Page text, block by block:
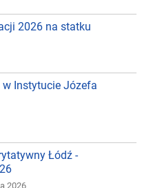
2026 na statku
Instytucie Józefa
Łódź -
2026